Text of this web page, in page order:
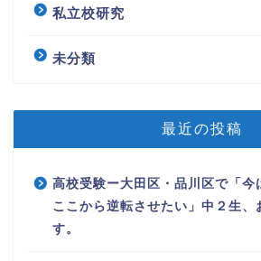
私立校研究
未分類
最近の投稿
高校受験ー大田区・品川区で「今
ここから逆転させたい」中２生、
す。